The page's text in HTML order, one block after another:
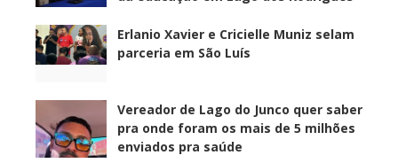
Erlanio Xavier e Cricielle Muniz selam
parceria em São Luís
Vereador de Lago do Junco quer saber
pra onde foram os mais de 5 milhões
enviados pra saúde